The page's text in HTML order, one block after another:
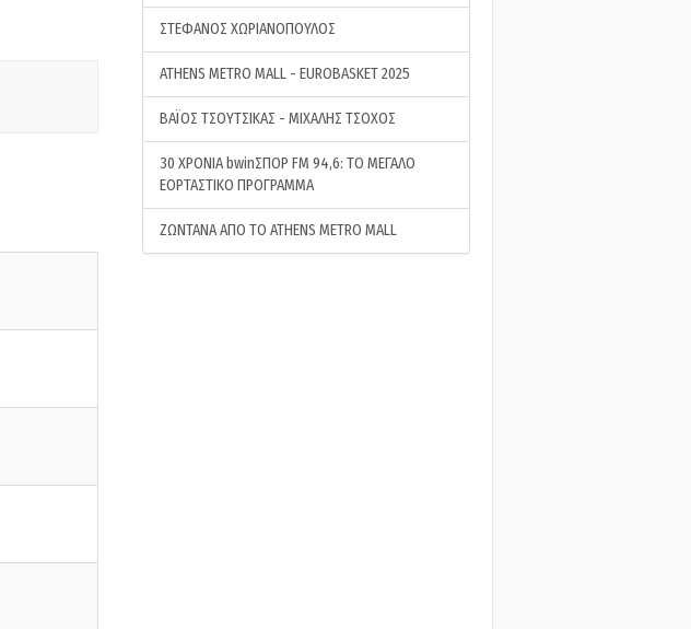
ΣΤΕΦΑΝΟΣ ΧΩΡΙΑΝΟΠΟΥΛΟΣ
ATHENS METRO MALL - EUROBASKET 2025
ΒΑΪΟΣ ΤΣΟΥΤΣΙΚΑΣ - ΜΙΧΑΛΗΣ ΤΣΟΧΟΣ
30 ΧΡΟΝΙΑ bwinΣΠΟΡ FM 94,6: ΤΟ ΜΕΓΑΛΟ
ΕΟΡΤΑΣΤΙΚΟ ΠΡΟΓΡΑΜΜΑ
ΖΩΝΤΑΝΑ ΑΠΟ ΤΟ ATHENS METRO MALL